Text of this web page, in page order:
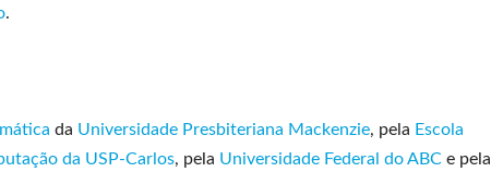
.
da Universidade Presbiteriana Mackenzie, pela Escola
da USP-Carlos, pela Universidade Federal do ABCe pela